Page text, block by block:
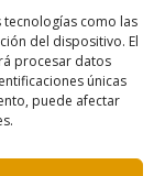
tecnologías como las
del dispositivo. El
procesar datos
únicas
puede afectar